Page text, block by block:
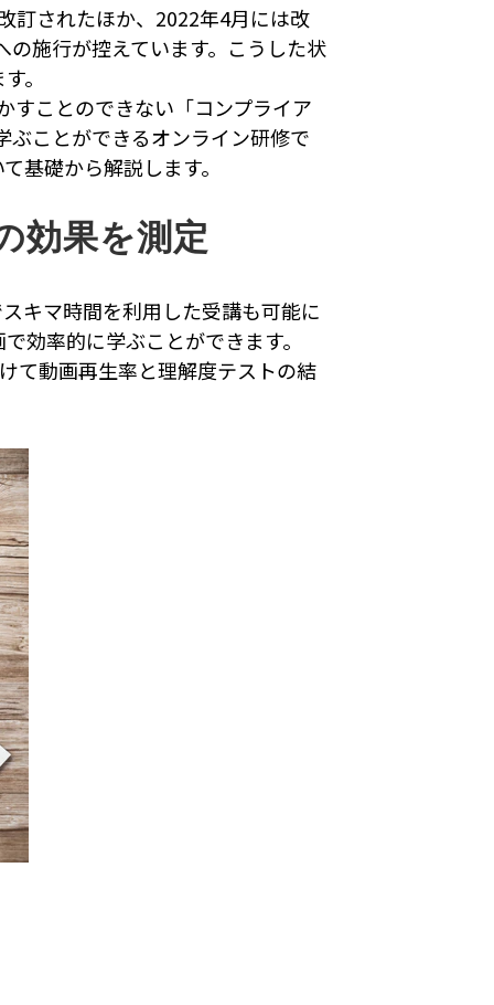
訂されたほか、2022年4月には改
施行が控えています。こうした状
。
すことのできない「コンプライア
ことができるオンライン研修で
基礎から解説します。
効果を測定
キマ時間を利用した受講も可能に
効率的に学ぶことができます。
て動画再生率と理解度テストの結